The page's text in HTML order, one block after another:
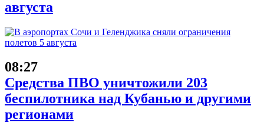
августа
08:27
Средства ПВО уничтожили 203
беспилотника над Кубанью и другими
регионами